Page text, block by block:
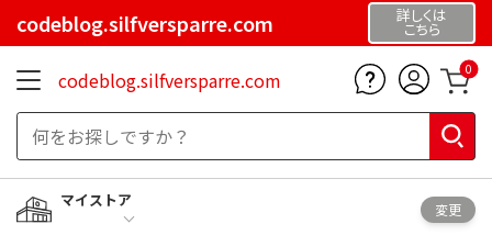
codeblog.silfversparre.com 詳しくは
こちら
codeblog.silfversparre.com 0
マイストア
変更